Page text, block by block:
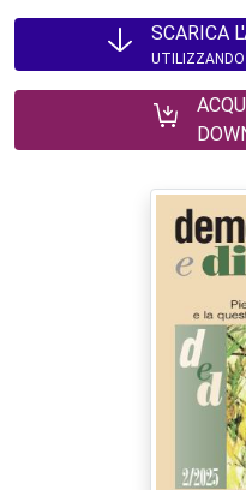
SCARICA